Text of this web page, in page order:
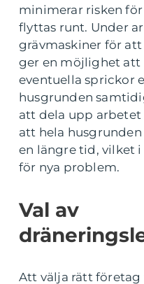
minimerar risken
flyttas runt. Under
grävmaskiner för
ger en möjlighet att
eventuella sprickor
husgrunden
att dela upp
att hela
en längre tid, vilket
för nya problem.
Val av
Att välja rätt